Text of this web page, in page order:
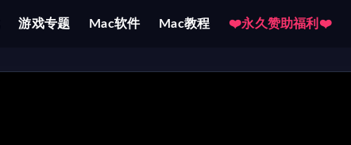
游戏专题 Mac软件 Mac教程
❤️永久赞助福利❤️